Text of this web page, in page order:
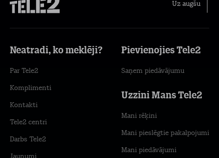
Uz augšu
Neatradi, ko meklēji?
Par Tele2
Komplimenti
Kontakti
Tele2 centri
Darbs Tele2
Pievienojies Tele2
Saņem piedāvājumu
Uzzini Mans Tele2
Mani rēķini
Mani pieslēgtie pakalpojumi
Mani piedāvājumi